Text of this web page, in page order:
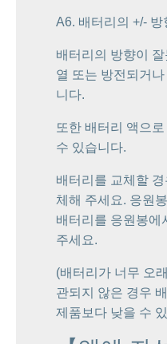
A6. 배터리의 +/-
배터리의 방향이
열 또는 방전되거
니다.
또한 배터리 액으
수 있습니다.
배터리를 교체할
체해 주세요. 응원
배터리를 응원봉에
주세요.
(배터리가 너무 오
관되지 않은 경우
제품보다 낮을 수